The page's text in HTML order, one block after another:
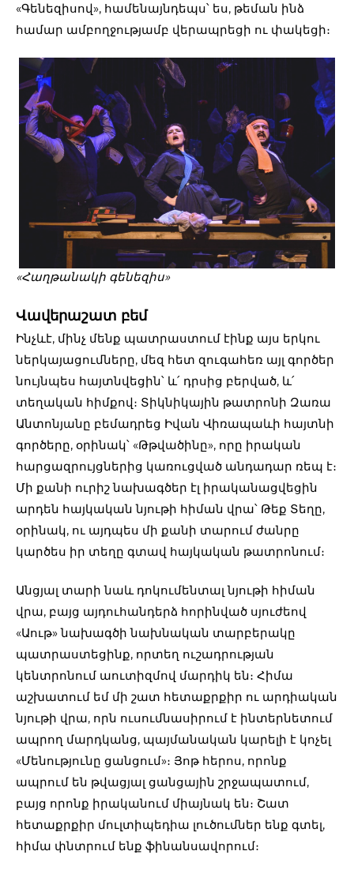
«Գենեզիսով», համենայնդեպս՝ ես, թեման ինձ
համար ամբողջությամբ վերապրեցի ու փակեցի։
«Հաղթանակի գենեզիս»
Վավերաշատ բեմ
Ինչևէ, մինչ մենք պատրաստում էինք այս երկու
ներկայացումները, մեզ հետ զուգահեռ այլ գործեր
նույնպես հայտնվեցին՝ և՛ դրսից բերված, և՛
տեղական հիմքով։ Տիկնիկային թատրոնի Զառա
Անտոնյանը բեմադրեց Իվան Վիռապաևի հայտնի
գործերը, օրինակ՝ «Թթվածինը», որը իրական
հարցազրույցներից կառուցված անդադար ռեպ է։
Մի քանի ուրիշ նախագծեր էլ իրականացվեցին
արդեն հայկական նյութի հիման վրա՝ Թեք Տեղը,
օրինակ, ու այդպես մի քանի տարում ժանրը
կարծես իր տեղը գտավ հայկական թատրոնում։
Անցյալ տարի նաև դոկումենտալ նյութի հիման
վրա, բայց այդուհանդերձ հորինված սյուժեով
«Աութ» նախագծի նախնական տարբերակը
պատրաստեցինք, որտեղ ուշադրության
կենտրոնում աուտիզմով մարդիկ են։ Հիմա
աշխատում եմ մի շատ հետաքրքիր ու արդիական
նյութի վրա, որն ուսումնասիրում է ինտերնետում
ապրող մարդկանց, պայմանական կարելի է կոչել
«Մենությունը ցանցում»։ Յոթ հերոս, որոնք
ապրում են թվացյալ ցանցային շրջապատում,
բայց որոնք իրականում միայնակ են։ Շատ
հետաքրքիր մուլտիպեդիա լուծումներ ենք գտել,
հիմա փնտրում ենք ֆինանսավորում։